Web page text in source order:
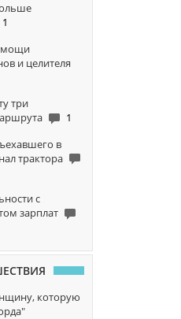
1
мощи
и целителя
три
1
в
трактора
с
зарплат
которую